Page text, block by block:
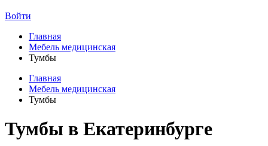
Войти
Главная
Мебель медицинская
Тумбы
Главная
Мебель медицинская
Тумбы
Тумбы в Екатеринбурге